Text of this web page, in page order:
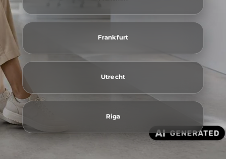
Frankfurt
Utrecht
Riga